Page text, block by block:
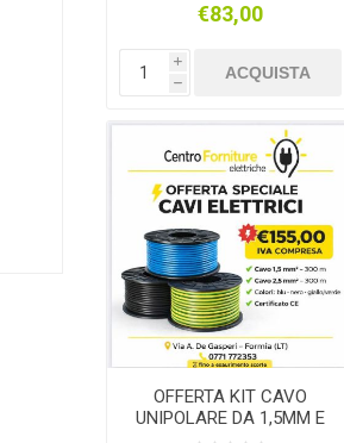
€83,00
i
h
ACQUISTA
OFFERTA KIT CAVO
UNIPOLARE DA 1,5MM E